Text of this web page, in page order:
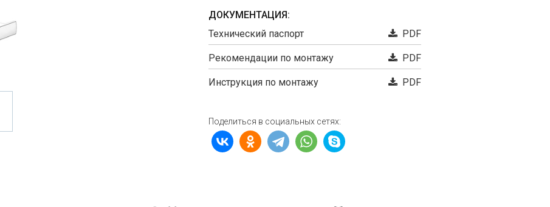
ДОКУМЕНТАЦИЯ:
Технический паспорт
PDF
Рекомендации по монтажу PDF
Инструкция по монтажу PDF
Поделиться в социальных сетях: